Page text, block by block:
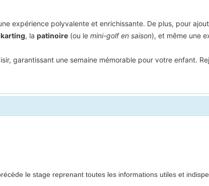
expérience polyvalente et enrichissante. De plus, pour
karting, lapatinoire (ou lemini-golf en saison), et même une
garantissant une semaine mémorable pour votre enfant.
le stage reprenant toutes les informations utiles et